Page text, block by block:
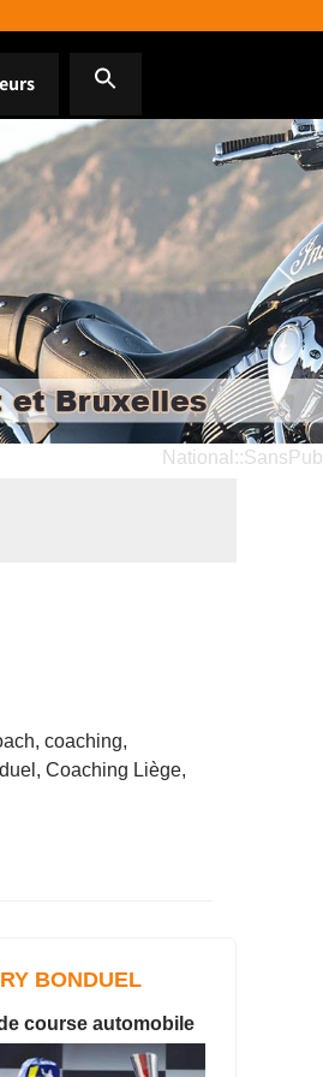
National::SansPub
coaching,
Coaching Liège,
BONDUEL
course automobile